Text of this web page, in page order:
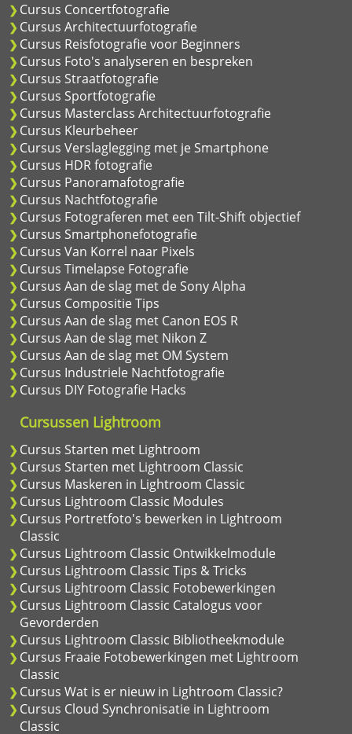
Cursus Concertfotografie
Cursus Architectuurfotografie
Cursus Reisfotografie voor Beginners
Cursus Foto's analyseren en bespreken
Cursus Straatfotografie
Cursus Sportfotografie
Cursus Masterclass Architectuurfotografie
Cursus Kleurbeheer
Cursus Verslaglegging met je Smartphone
Cursus HDR fotografie
Cursus Panoramafotografie
Cursus Nachtfotografie
Cursus Fotograferen met een Tilt-Shift objectief
Cursus Smartphonefotografie
Cursus Van Korrel naar Pixels
Cursus Timelapse Fotografie
Cursus Aan de slag met de Sony Alpha
Cursus Compositie Tips
Cursus Aan de slag met Canon EOS R
Cursus Aan de slag met Nikon Z
Cursus Aan de slag met OM System
Cursus Industriele Nachtfotografie
Cursus DIY Fotografie Hacks
Cursussen Lightroom
Cursus Starten met Lightroom
Cursus Starten met Lightroom Classic
Cursus Maskeren in Lightroom Classic
Cursus Lightroom Classic Modules
Cursus Portretfoto's bewerken in Lightroom
Classic
Cursus Lightroom Classic Ontwikkelmodule
Cursus Lightroom Classic Tips & Tricks
Cursus Lightroom Classic Fotobewerkingen
Cursus Lightroom Classic Catalogus voor
Gevorderden
Cursus Lightroom Classic Bibliotheekmodule
Cursus Fraaie Fotobewerkingen met Lightroom
Classic
Cursus Wat is er nieuw in Lightroom Classic?
Cursus Cloud Synchronisatie in Lightroom
Classic